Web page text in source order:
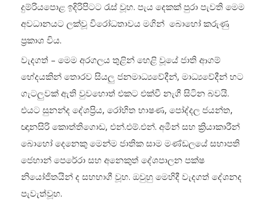
දුම්රියපොළ ඉදිරිපිටට රැස් වූහ. පැය දෙකක් පුරා පැවති මෙම
අවධානයට ලක්වූ විරෝධතාවය මගින් බොහෝ කරුණු
ප්‍රකාශ විය.
වැදගත් – මෙම අරගලය තුළින් හෙළි වූයේ ජාති ආගම්
භේදයකින් තොරව සියලු‍ ජනමාධ්‍යවේදීන්, මාධ්‍යවේදීන් හට
ගැටලු‍වක් ඇති වුවහොත් එකට එක්වී නැගී සිටින බවයි.
එයට සුනන්ද දේශප්‍රිය, රෝහිත භාෂණ, පෝද්දල ජයන්ත,
ඥානසිරි කොත්තිගොඩ, එන්.එම්.එන්. අමීන් සහ ක්‍රියාකාරීන්
බොහෝ දෙනෙකු මෙන්ම ජාතික සාම මණ්ඩලයේ සභාපති
ජෙහාන් පෙරේරා සහ අනෙකුත් දේශපාලන පක්ෂ
නියෝජිතයින් ද සහභාගී වූහ. ඔවුහු මෙහිදී වැදගත් දේශනද
පැවැත්වූහ.